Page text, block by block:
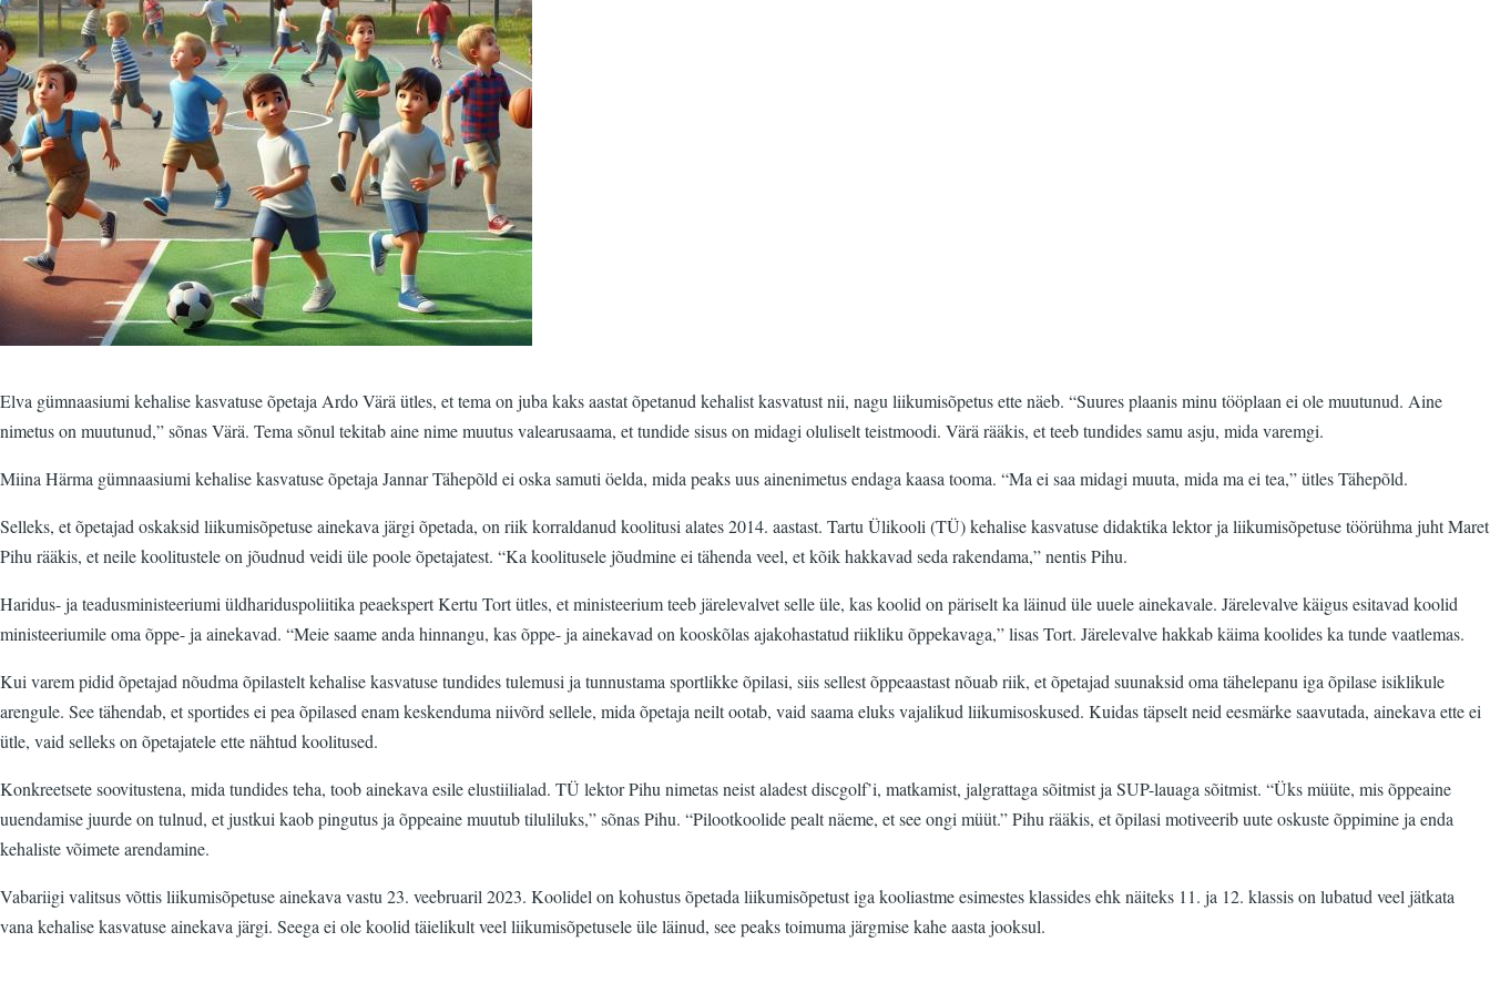
Elva gümnaasiumi kehalise kasvatuse õpetaja Ardo Värä ütles, et tema on juba kaks aastat õpetanud kehalist kasvatust nii, nagu liikumisõpetus ette näeb. “Suures plaanis minu tööplaan ei ole muutunud. Aine
nimetus on muutunud,” sõnas Värä. Tema sõnul tekitab aine nime muutus valearusaama, et tundide sisus on midagi oluliselt teistmoodi. Värä rääkis, et teeb tundides samu asju, mida varemgi.
Miina Härma gümnaasiumi kehalise kasvatuse õpetaja Jannar Tähepõld ei oska samuti öelda, mida peaks uus ainenimetus endaga kaasa tooma. “Ma ei saa midagi muuta, mida ma ei tea,” ütles Tähepõld.
Selleks, et õpetajad oskaksid liikumisõpetuse ainekava järgi õpetada, on riik korraldanud koolitusi alates 2014. aastast. Tartu Ülikooli (TÜ) kehalise kasvatuse didaktika lektor ja liikumisõpetuse töörühma juht Maret
Pihu rääkis, et neile koolitustele on jõudnud veidi üle poole õpetajatest. “Ka koolitusele jõudmine ei tähenda veel, et kõik hakkavad seda rakendama,” nentis Pihu.
Haridus- ja teadusministeeriumi üldhariduspoliitika peaekspert Kertu Tort ütles, et ministeerium teeb järelevalvet selle üle, kas koolid on päriselt ka läinud üle uuele ainekavale. Järelevalve käigus esitavad koolid
ministeeriumile oma õppe- ja ainekavad. “Meie saame anda hinnangu, kas õppe- ja ainekavad on kooskõlas ajakohastatud riikliku õppekavaga,” lisas Tort. Järelevalve hakkab käima koolides ka tunde vaatlemas.
Kui varem pidid õpetajad nõudma õpilastelt kehalise kasvatuse tundides tulemusi ja tunnustama sportlikke õpilasi, siis sellest õppeaastast nõuab riik, et õpetajad suunaksid oma tähelepanu iga õpilase isiklikule
arengule. See tähendab, et sportides ei pea õpilased enam keskenduma niivõrd sellele, mida õpetaja neilt ootab, vaid saama eluks vajalikud liikumisoskused. Kuidas täpselt neid eesmärke saavutada, ainekava ette ei
ütle, vaid selleks on õpetajatele ette nähtud koolitused.
Konkreetsete soovitustena, mida tundides teha, toob ainekava esile elustiilialad. TÜ lektor Pihu nimetas neist aladest discgolf’i, matkamist, jalgrattaga sõitmist ja SUP-lauaga sõitmist. “Üks müüte, mis õppeaine
uuendamise juurde on tulnud, et justkui kaob pingutus ja õppeaine muutub tiluliluks,” sõnas Pihu. “Pilootkoolide pealt näeme, et see ongi müüt.” Pihu rääkis, et õpilasi motiveerib uute oskuste õppimine ja enda
kehaliste võimete arendamine.
Vabariigi valitsus võttis liikumisõpetuse ainekava vastu 23. veebruaril 2023. Koolidel on kohustus õpetada liikumisõpetust iga kooliastme esimestes klassides ehk näiteks 11. ja 12. klassis on lubatud veel jätkata
vana kehalise kasvatuse ainekava järgi. Seega ei ole koolid täielikult veel liikumisõpetusele üle läinud, see peaks toimuma järgmise kahe aasta jooksul.